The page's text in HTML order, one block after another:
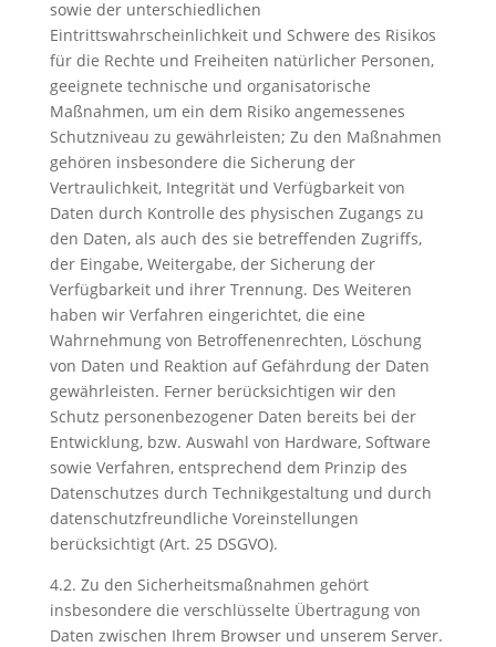
sowie der unterschiedlichen
Eintrittswahrscheinlichkeit und Schwere des Risikos
für die Rechte und Freiheiten natürlicher Personen,
geeignete technische und organisatorische
Maßnahmen, um ein dem Risiko angemessenes
Schutzniveau zu gewährleisten; Zu den Maßnahmen
gehören insbesondere die Sicherung der
Vertraulichkeit, Integrität und Verfügbarkeit von
Daten durch Kontrolle des physischen Zugangs zu
den Daten, als auch des sie betreffenden Zugriffs,
der Eingabe, Weitergabe, der Sicherung der
Verfügbarkeit und ihrer Trennung. Des Weiteren
haben wir Verfahren eingerichtet, die eine
Wahrnehmung von Betroffenenrechten, Löschung
von Daten und Reaktion auf Gefährdung der Daten
gewährleisten. Ferner berücksichtigen wir den
Schutz personenbezogener Daten bereits bei der
Entwicklung, bzw. Auswahl von Hardware, Software
sowie Verfahren, entsprechend dem Prinzip des
Datenschutzes durch Technikgestaltung und durch
datenschutzfreundliche Voreinstellungen
berücksichtigt (Art. 25 DSGVO).
4.2. Zu den Sicherheitsmaßnahmen gehört
insbesondere die verschlüsselte Übertragung von
Daten zwischen Ihrem Browser und unserem Server.